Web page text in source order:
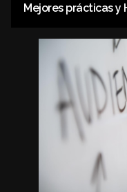
Mejores prácticas y